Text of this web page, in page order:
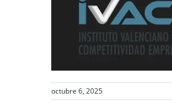
octubre 6, 2025